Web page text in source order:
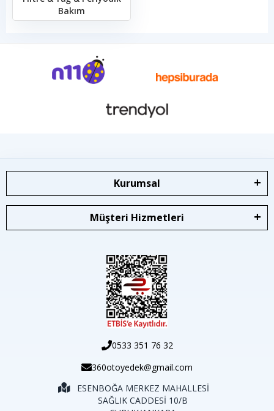
Bakım
Kurumsal
Müşteri Hizmetleri
0533 351 76 32
360otoyedek@gmail.com
ESENBOĞA MERKEZ MAHALLESİ
SAĞLIK CADDESİ 10/B